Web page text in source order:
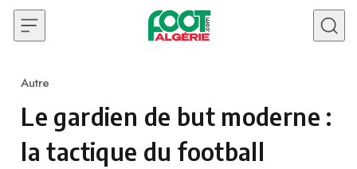
Skip to content
Category
Autre
Le gardien de but moderne :
la tactique du football